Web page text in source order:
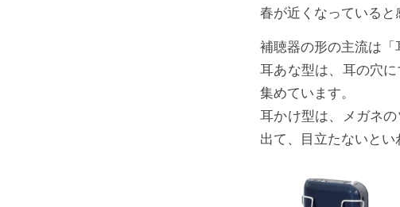
春が近くなっていると
補聴器の形の主流は「
耳あな型は、耳の穴
集めています。
耳かけ型は、メガネ
出て、目立たないとい